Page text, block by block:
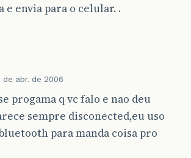
e envia para o celular. .
de abr. de 2006
progama q vc falo e nao deu
sempre disconected,eu uso
para manda coisa pro